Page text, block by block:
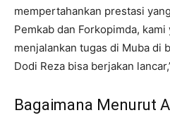
mempertahankan prestasi
Pemkab dan Forkopimda,
menjalankan tugas di Muba di
Dodi Reza bisa berjakan
Bagaimana Menurut